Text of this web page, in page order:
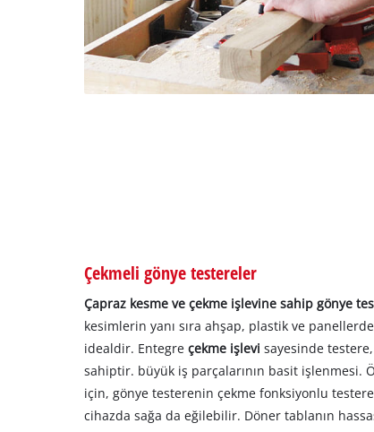
Çekmeli gönye testereler
Çapraz kesme ve çekme işlevine sahip gönye
kesimlerin yanı sıra ahşap, plastik ve
idealdir. Entegre çekme işlevisayesinde
sahiptir. büyük iş parçalarının basit işlenmesi.
için, gönye testerenin çekme fonksiyonlu
cihazda sağa da eğilebilir. Döner tablanın